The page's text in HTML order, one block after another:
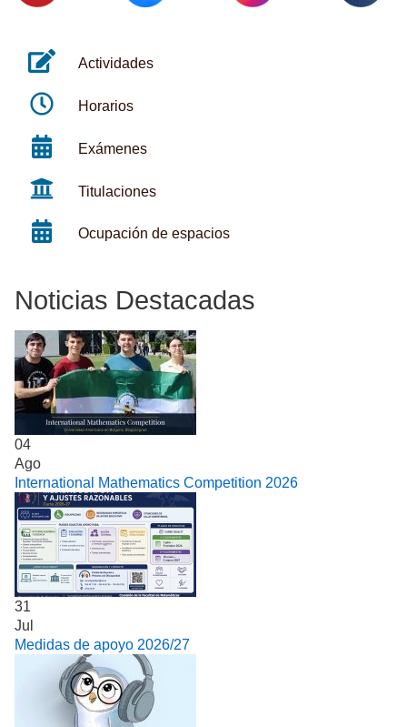
Actividades
Horarios
Exámenes
Titulaciones
Ocupación de espacios
Noticias Destacadas
04
Ago
International Mathematics Competition 2026
31
Jul
Medidas de apoyo 2026/27